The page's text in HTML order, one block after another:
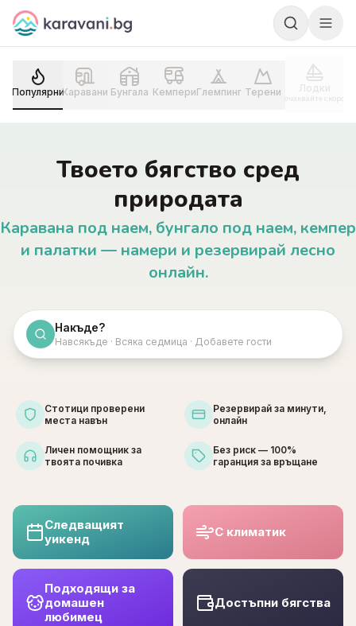
Skip to content
ПопулярниКаравани Бунгала КемпериГлемпинг Терени Лодки
очаквайте скоро
Твоето бягство сред
природата
Каравана под наем, бунгало под наем, кемпер
и палатки — намери и резервирай лесно
онлайн.
Накъде?
Навсякъде · Всяка седмица · Добавете гости
Стотици проверени
места навън
Резервирай за минути,
онлайн
Личен помощник за
твоята почивка
Без риск — 100%
гаранция за връщане
Следващият
уикенд
С климатик
Подходящи за
домашен
любимец
Достъпни бягства